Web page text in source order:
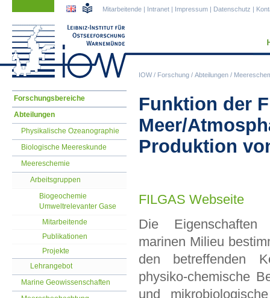
IOW/ Forschung / Abteilungen /
Mitarbeitende | Intranet | Impressum | Datenschutz |
Funktion der
Meer/
Produktion
FILGAS Webseite
Die Eigenschaften
marinen Milieu
den betreffenden
physiko-chemische
und
Navigation
überspringen
Forschungsbereiche
Abteilungen
Physikalische Ozeanographie
Biologische Meereskunde
Meereschemie
Arbeitsgruppen
Biogeochemie
Umweltrelevanter Gase
Mitarbeitende
Publikationen
Projekte
Lehrangebot
Marine Geowissenschaften